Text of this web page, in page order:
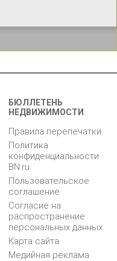
БЮЛЛЕТЕНЬ
НЕДВИЖИМОСТИ
Правила перепечатки
Политика
конфиденциальности
BN.ru
Пользовательское
соглашение
Согласие на
распространение
персональных данных
Карта сайта
Медийная реклама